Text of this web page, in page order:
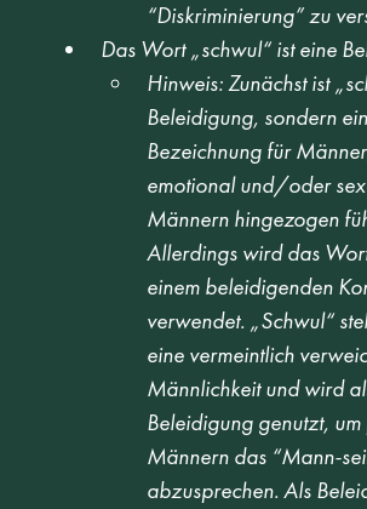
“Diskriminierung” zu
Das Wort „schwul“ ist eine
Hinweis: Zunächst ist
Beleidigung, sondern
Bezeichnung für
emotional und/oder
Männern hingezogen
Allerdings wird das
einem beleidigenden
verwendet. „Schwul“
eine vermeintlich
Männlichkeit und wird
Beleidigung genutzt, um
Männern das “Mann-
abzusprechen. Als